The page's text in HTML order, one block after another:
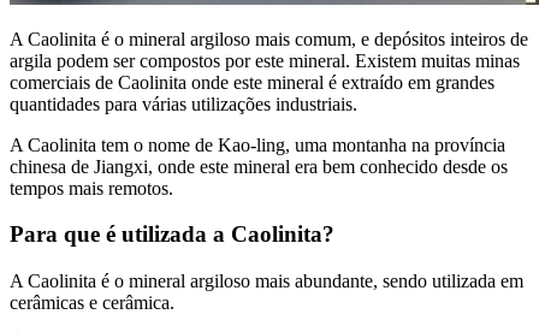
A Caolinita é o mineral argiloso mais comum, e depósitos inteiros de
argila podem ser compostos por este mineral. Existem muitas minas
comerciais de Caolinita onde este mineral é extraído em grandes
quantidades para várias utilizações industriais.
A Caolinita tem o nome de Kao-ling, uma montanha na província
chinesa de Jiangxi, onde este mineral era bem conhecido desde os
tempos mais remotos.
Para que é utilizada a Caolinita?
A Caolinita é o mineral argiloso mais abundante, sendo utilizada em
cerâmicas e cerâmica.